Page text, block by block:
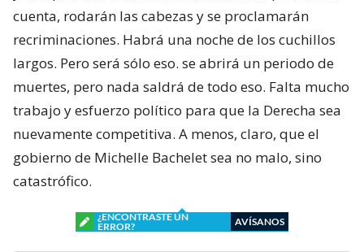
cuenta, rodarán las cabezas y se proclamarán
recriminaciones. Habrá una noche de los cuchillos
largos. Pero será sólo eso. se abrirá un periodo de
muertes, pero nada saldrá de todo eso. Falta mucho
trabajo y esfuerzo político para que la Derecha sea
nuevamente competitiva. A menos, claro, que el
gobierno de Michelle Bachelet sea no malo, sino
catastrófico.
¿ENCONTRASTE UN
ERROR?
AVÍSANOS